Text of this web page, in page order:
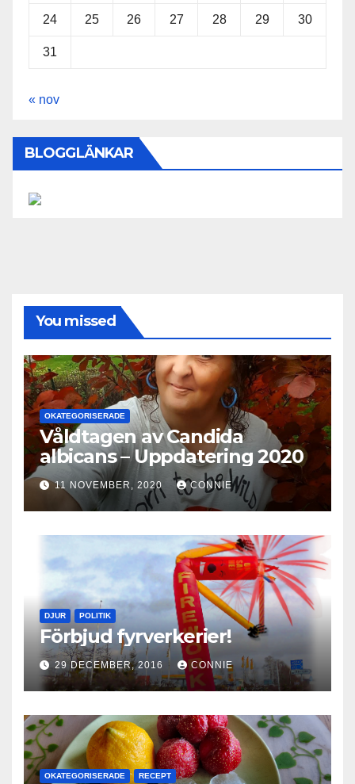
24 25 26 27 28 29 30
31
« nov
BLOGGLÄNKAR
You missed
OKATEGORISERADE
Våldtagen av Candida
albicans – Uppdatering 2020
11 NOVEMBER, 2020 CONNIE
DJUR POLITIK
Förbjud fyrverkerier!
29 DECEMBER, 2016 CONNIE
OKATEGORISERADE RECEPT